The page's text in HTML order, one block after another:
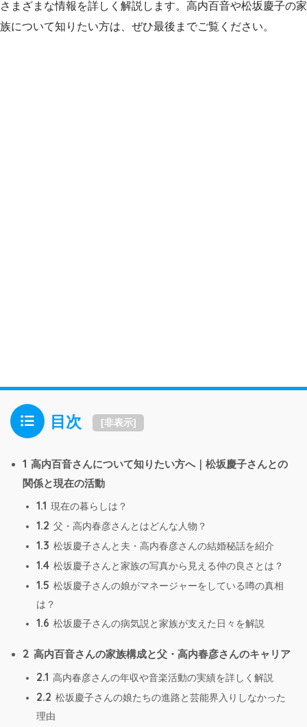
さまざまな情報を詳しく解説します。高内百音や松坂慶子の家
族について知りたい方は、ぜひ最後までご覧ください。
目次 [非表示]
1 高内百音さんについて知りたい方へ｜松坂慶子さんとの
関係と現在の活動
1.1 現在の暮らしは？
1.2 父・高内春彦さんとはどんな人物？
1.3 松坂慶子さんと夫・高内春彦さんの結婚秘話を紹介
1.4 松坂慶子さんと家族の写真から見える仲の良さとは？
1.5 松坂慶子さんの娘がマネージャーをしている噂の真相
は？
1.6 松坂慶子さんの病気説と家族が支えた日々を解説
2 高内百音さんの家族構成と父・高内春彦さんのキャリア
2.1 高内春彦さんの年収や音楽活動の実績を詳しく解説
2.2 松坂慶子さんの娘たちの進路と芸能界入りしなかった
理由